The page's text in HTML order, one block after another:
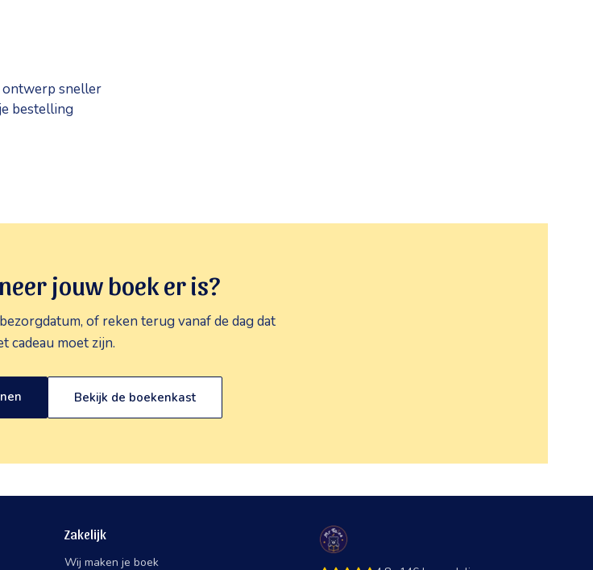
ontwerp sneller
bestelling
jouw boek er is?
of reken terug vanaf de dag dat
cadeau moet zijn.
Bekijk de boekenkast
Zakelijk
Wij maken je boek